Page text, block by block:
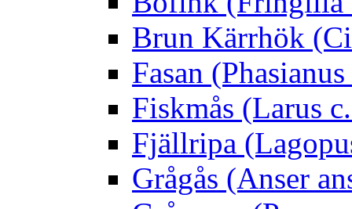
Brun Kärrhök
Fasan
Fiskmås (Larus
Fjällripa
Grågås (Anser